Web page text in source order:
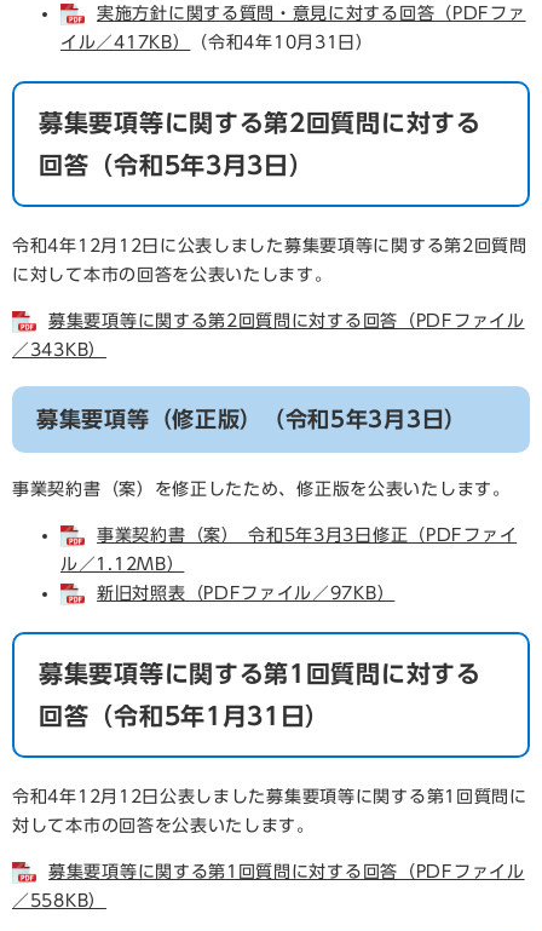
実施方針に関する質問・意見に対する回答（PDFファ
イル／417KB）
（令和4年10月31日）
募集要項等に関する第2回質問に対する
回答（令和5年3月3日）
令和4年12月12日に公表しました募集要項等に関する第2回質問
に対して本市の回答を公表いたします。
募集要項等に関する第2回質問に対する回答（PDFファイル
／343KB）
募集要項等（修正版）（令和5年3月3日）
事業契約書（案）を修正したため、修正版を公表いたします。
事業契約書（案）_令和5年3月3日修正（PDFファイ
ル／1.12MB）
新旧対照表（PDFファイル／97KB）
募集要項等に関する第1回質問に対する
回答（令和5年1月31日）
令和4年12月12日公表しました募集要項等に関する第1回質問に
対して本市の回答を公表いたします。
募集要項等に関する第1回質問に対する回答（PDFファイル
／558KB）